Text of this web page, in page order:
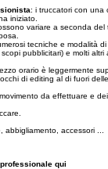
: i truccatori con una
iniziato.
variare a seconda
tecniche e modalità
pubblicitari) e molti
orario è leggermente
di editing al di fuori
da effettuare e
abbigliamento, accessori ...
qui